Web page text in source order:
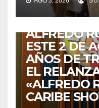
VENEZUELA
DE VUELTA
ALFREDO
ESTE 2 DE
AÑOS DE
EL
«ALFREDO
CARIBE